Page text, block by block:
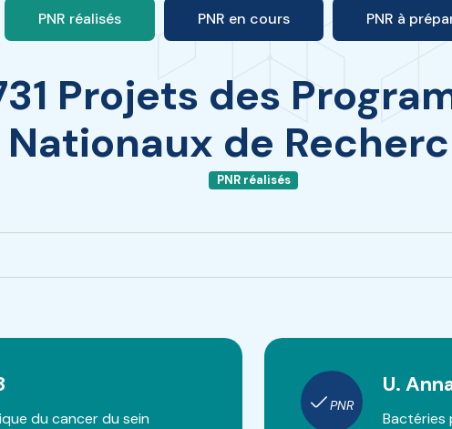
PNR réalisés PNR en cours PNR à
Projets des
Nationaux de
PNR réalisés
du cancer du sein
PNR
U.
Bactéries